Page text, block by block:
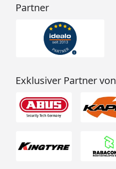
Partner
Exklusiver Partner von